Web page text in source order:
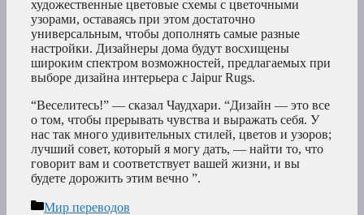
художественные цветовые схемы с цветочными
узорами, оставаясь при этом достаточно
универсальным, чтобы дополнять самые разные
настройки. Дизайнеры дома будут восхищены
широким спектром возможностей, предлагаемых при
выборе дизайна интерьера с Jaipur Rugs.
“Веселитесь!” — сказал Чаудхари. “Дизайн — это все
о том, чтобы прерывать чувства и выражать себя. У
нас так много удивительных стилей, цветов и узоров;
лучший совет, который я могу дать, — найти то, что
говорит вам и соответствует вашей жизни, и вы
будете дорожить этим вечно ”.
Рубрики
Мир переводов